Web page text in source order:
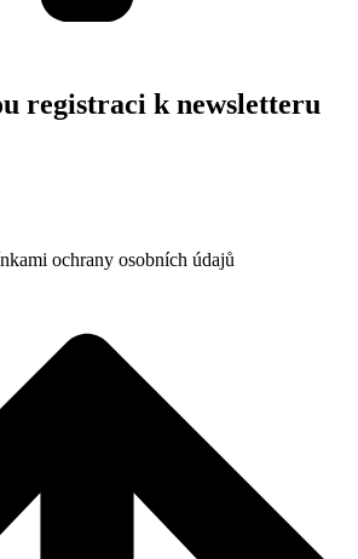
registraci k newsletteru
ochrany osobních údajů